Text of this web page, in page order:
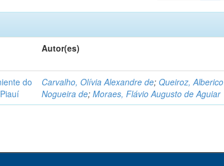
Autor(es)
do
Carvalho, Olívia Alexandre de;Queiroz, Alberico
Nogueira de;Moraes, Flávio Augusto de Aguiar